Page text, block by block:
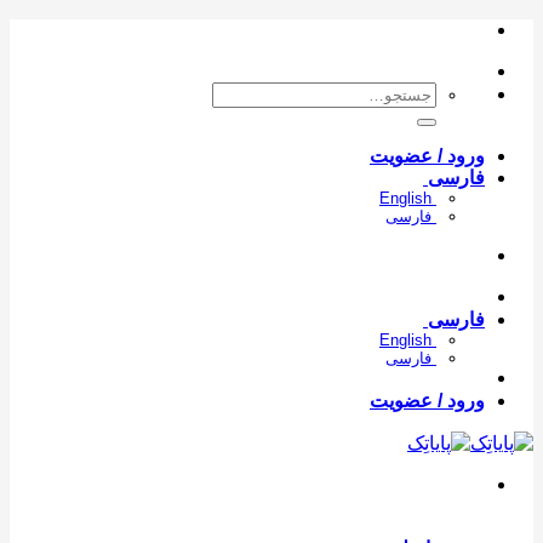
جستجو
ورود / عضویت
فارسی
فارسی
فارسی
فارسی
ورود / عضویت